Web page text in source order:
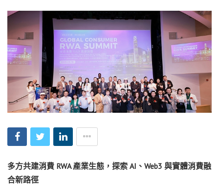
多方共建消費 RWA產業生態，探索 AI 、 Web3 與實體消費融
合新路徑